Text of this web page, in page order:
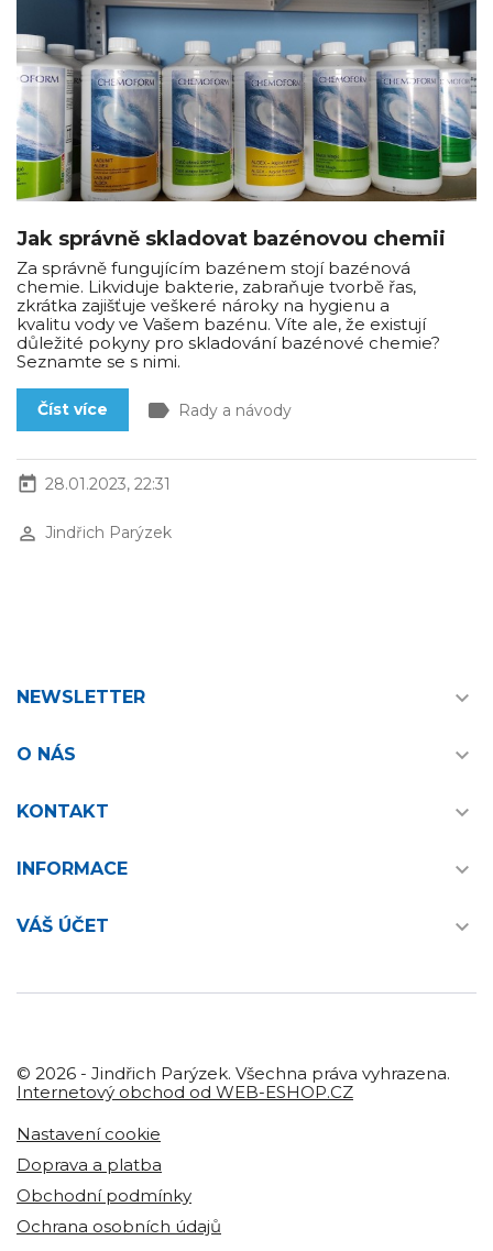
Jak správně skladovat bazénovou chemii
Za správně fungujícím bazénem stojí bazénová
chemie. Likviduje bakterie, zabraňuje tvorbě řas,
zkrátka zajišťuje veškeré nároky na hygienu a
kvalitu vody ve Vašem bazénu. Víte ale, že existují
důležité pokyny pro skladování bazénové chemie?
Seznamte se s nimi.
Číst více label Rady a návody
today 28.01.2023, 22:31
perm_identity Jindřich Parýzek
NEWSLETTER 
O NÁS 
KONTAKT 
INFORMACE 
VÁŠ ÚČET 
© 2026 - Jindřich Parýzek. Všechna práva vyhrazena.
Internetový obchod od WEB-ESHOP.CZ
Nastavení cookie
Doprava a platba
Obchodní podmínky
Ochrana osobních údajů